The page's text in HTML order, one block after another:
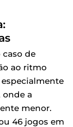
caso de
ao ritmo
onde a
menor.
46 jogos em